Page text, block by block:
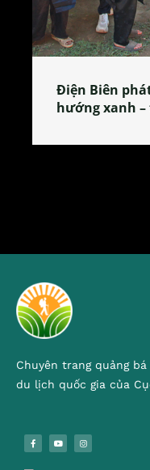
Làng làm
tỏa đặc sản
Chuyên trang quảng
du lịch quốc gia của